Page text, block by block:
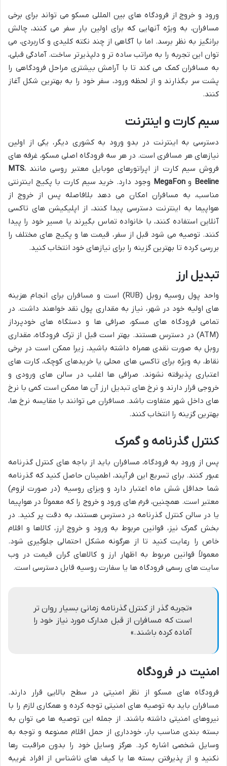
ورود و خروج از فرودگاه های بین المللی مسکو می تواند برای برخی
مسافران، به ویژه آنهایی که برای اولین بار سفر می کنند، چالش
برانگیز به نظر برسد. اما با آگاهی از چند نکته کلیدی و کاربردی، می
توان این تجربه را به مراتب ساده تر و دلپذیرتر ساخت. آمادگی قبلی،
به مسافران کمک می کند تا با آرامش بیشتری مراحل فرودگاهی را
پشت سر بگذارند و از لحظه ورود، سفر خود را به بهترین شکل آغاز
کنند.
سیم کارت و اینترنت
دسترسی به اینترنت در بدو ورود به کشوری دیگر، یکی از اولین
نیازهای هر مسافری است. در هر سه فرودگاه اصلی مسکو، غرفه های
فروش سیم کارت از اپراتورهای موبایل معتبر روسی مانند MTS،
Beeline وMegaFon وجود دارد. خرید سیم کارت با پکیج اینترنتی
مناسب، به مسافران امکان می دهد بلافاصله پس از خروج از
هواپیما به اینترنت دسترسی پیدا کنند، از اپلیکیشن های تاکسی
آنلاین استفاده کنند، با خانواده تماس بگیرند یا مسیر خود را پیدا
کنند. توصیه می شود قبل از سفر، قیمت ها و پکیج های مختلف را
بررسی کرده تا بهترین گزینه را برای نیازهای خود انتخاب کنید.
تبدیل ارز
واحد پول روسیه روبل (RUB) است و مسافران برای انجام هزینه
های اولیه خود در شهر، نیاز به مقداری پول نقد خواهند داشت. در
تمامی فرودگاه های مسکو، صرافی ها و دستگاه های خودپرداز
(ATM) در دسترس هستند. بهتر است قبل از ترک فرودگاه، مقداری
روبل به صورت نقدی همراه داشته باشید، زیرا ممکن است در برخی
نقاط، به ویژه برای تاکسی های محلی یا خریدهای کوچک، کارت های
اعتباری پذیرفته نشوند. صرافی ها اغلب در سالن های ورودی و
خروجی قرار دارند و نرخ های تبدیل ارز آن ها ممکن است کمی با نرخ
های داخل شهر متفاوت باشد. مسافران می توانند با مقایسه نرخ ها،
بهترین گزینه را انتخاب کنند.
کنترل گذرنامه و گمرک
پس از ورود به فرودگاه، مسافران باید از باجه های کنترل گذرنامه
عبور کنند. برای تسریع این فرآیند، اطمینان حاصل کنید که گذرنامه
شما حداقل شش ماه اعتبار دارد و ویزای روسیه (در صورت لزوم)
معتبر است. همچنین، فرم های ورود و خروج را که معمولاً در هواپیما
یا در سالن کنترل گذرنامه در دسترس هستند، به دقت پر کنید. در
بخش گمرک نیز، قوانین مربوط به ورود و خروج ارز، کالاها و اقلام
خاص را رعایت کنید تا از هرگونه مشکل احتمالی جلوگیری شود.
معمولاً قوانین مربوط به اظهار ارز و کالاهای گران قیمت در وب
سایت های رسمی فرودگاه ها یا سفارت روسیه قابل دسترسی است.
«تجربه گذر از کنترل گذرنامه زمانی بسیار روان تر
است که مسافران از قبل مدارک مورد نیاز خود را
آماده کرده باشند.»
امنیت در فرودگاه
فرودگاه های مسکو از نظر امنیتی در سطح بالایی قرار دارند.
مسافران باید به توصیه های امنیتی توجه کرده و همکاری لازم را با
نیروهای امنیتی داشته باشند. از جمله این توصیه ها می توان به
بسته بندی مناسب بار، خودداری از حمل اقلام ممنوعه و توجه به
وسایل شخصی اشاره کرد. هرگز وسایل خود را بدون مراقبت رها
نکنید و از پذیرفتن بسته ها یا کیف های ناشناس از افراد غریبه